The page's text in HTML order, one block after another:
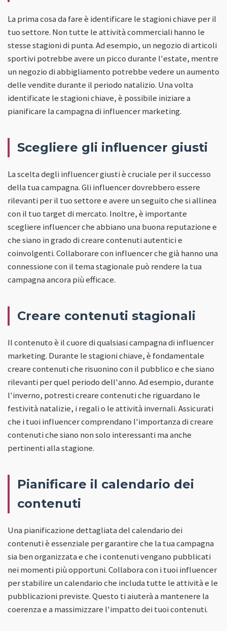
La prima cosa da fare è identificare le stagioni chiave per il
tuo settore. Non tutte le attività commerciali hanno le
stesse stagioni di punta. Ad esempio, un negozio di articoli
sportivi potrebbe avere un picco durante l'estate, mentre
un negozio di abbigliamento potrebbe vedere un aumento
delle vendite durante il periodo natalizio. Una volta
identificate le stagioni chiave, è possibile iniziare a
pianificare la campagna di influencer marketing.
Scegliere gli influencer giusti
La scelta degli influencer giusti è cruciale per il successo
della tua campagna. Gli influencer dovrebbero essere
rilevanti per il tuo settore e avere un seguito che si allinea
con il tuo target di mercato. Inoltre, è importante
scegliere influencer che abbiano una buona reputazione e
che siano in grado di creare contenuti autentici e
coinvolgenti. Collaborare con influencer che già hanno una
connessione con il tema stagionale può rendere la tua
campagna ancora più efficace.
Creare contenuti stagionali
Il contenuto è il cuore di qualsiasi campagna di influencer
marketing. Durante le stagioni chiave, è fondamentale
creare contenuti che risuonino con il pubblico e che siano
rilevanti per quel periodo dell'anno. Ad esempio, durante
l'inverno, potresti creare contenuti che riguardano le
festività natalizie, i regali o le attività invernali. Assicurati
che i tuoi influencer comprendano l'importanza di creare
contenuti che siano non solo interessanti ma anche
pertinenti alla stagione.
Pianificare il calendario dei
contenuti
Una pianificazione dettagliata del calendario dei
contenuti è essenziale per garantire che la tua campagna
sia ben organizzata e che i contenuti vengano pubblicati
nei momenti più opportuni. Collabora con i tuoi influencer
per stabilire un calendario che includa tutte le attività e le
pubblicazioni previste. Questo ti aiuterà a mantenere la
coerenza e a massimizzare l'impatto dei tuoi contenuti.